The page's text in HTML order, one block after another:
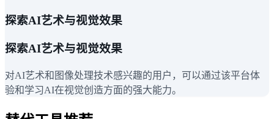
探索AI艺术与视觉效果
探索AI艺术与视觉效果
对AI艺术和图像处理技术感兴趣的用户，可以通过该平台体
验和学习AI在视觉创造方面的强大能力。